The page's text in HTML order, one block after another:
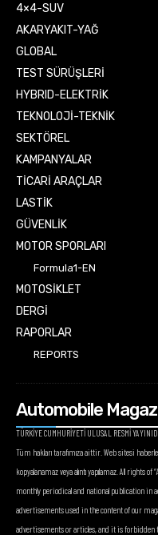
4×4-SUV
AKARYAKIT-YAĞ
GLOBAL
TEST SÜRÜŞLERİ
HYBRID-ELEKTRİK
TEKNOLOJİ-TEKNİK
SEKTÖREL
KAMPANYALAR
TİCARİ ARAÇLAR
LASTİK
GÜVENLİK
MOTOR SPORLARI
Formula1-EN
MOTOSİKLET
DERGİ
RAPORLAR
REPORTS
Automobile
TÜRKİYE CUMHURİYETİ ULUSAL RESMİ
Tüm hakları tarafımıza aittir. Web sitesi
kopyalanamaz veya alıntı yapılamaz. All rights
monthly periodical and national publication in
advertisements used in the content of our
advertisements or articles, and it is forbidden